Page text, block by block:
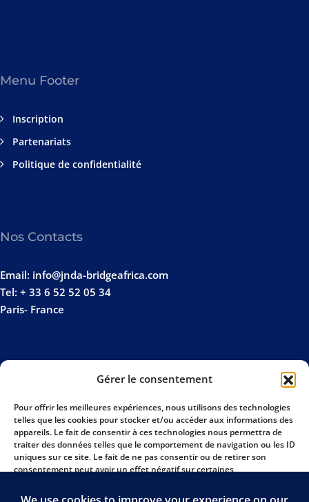
Gérer le consentement
Pour offrir les meilleures expériences, nous utilisons des technologies
telles que les cookies pour stocker et/ou accéder aux informations des
appareils. Le fait de consentir à ces technologies nous permettra de
traiter des données telles que le comportement de navigation ou les ID
uniques sur ce site. Le fait de ne pas consentir ou de retirer son
consentement peut avoir un effet négatif sur certaines
Menu Footer
Inscription
Partenariats
Politique de confidentialité
Nos Contacts
Paris- France
Tel: + 33 6 52 52 05 34
Email: info@jnda-bridgeafrica.com